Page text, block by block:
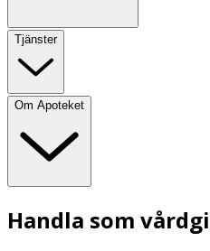
Tjänster
Om Apoteket
Handla som